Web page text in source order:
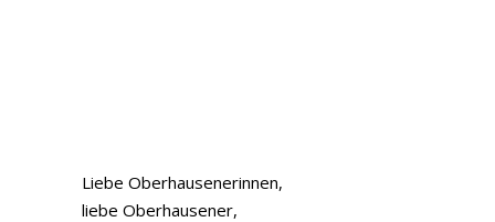
Liebe Oberhausenerinnen,
liebe Oberhausener,